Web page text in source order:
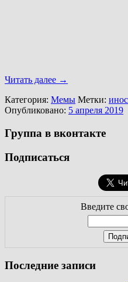
Читать далее →
Категория: Мемы Метки:
Опубликовано: 5 апреля 2019
Группа в вконтакте
Подписаться
Введите
Последние записи